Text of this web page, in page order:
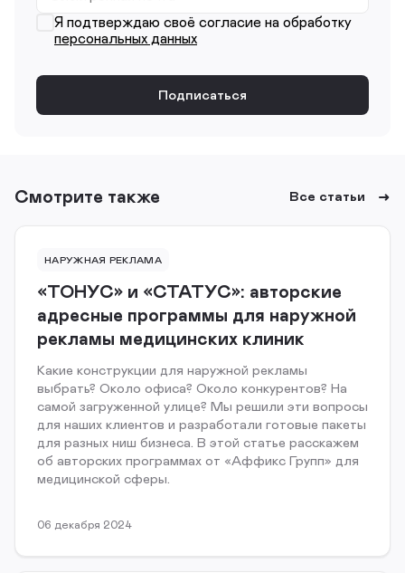
Я подтверждаю своё согласие на обработку
персональных данных
Смотрите также Все статьи
НАРУЖНАЯ РЕКЛАМА
«ТОНУС» и «СТАТУС»: авторские
адресные программы для наружной
рекламы медицинских клиник
Какие конструкции для наружной рекламы
выбрать? Около офиса? Около конкурентов? На
самой загруженной улице? Мы решили эти вопросы
для наших клиентов и разработали готовые пакеты
для разных ниш бизнеса. В этой статье расскажем
об авторских программах от «Аффикс Групп» для
медицинской сферы.
06 декабря 2024